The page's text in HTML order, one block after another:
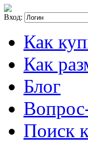
Вход:
Как
Как
Блог
Поиск